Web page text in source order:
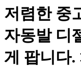
저렴한 중
자동발 디
게 팝니다.